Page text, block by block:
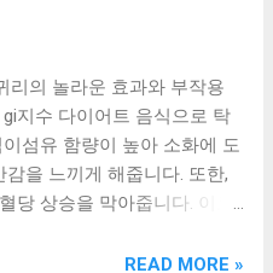
으로 고지혈증 예방과 관리
말 고지혈증 약 부작용 대신
요! 고지혈증 약은 혈중 콜레
춰주는 역할을 하지만 부작
에 해를 끼칠 수 있습니다.
위해 꼭 복용해야 하는 영
복용 후 함께 복용하면 좋
증 증상 치료에 효과적인 영
고지혈증 증상 개선을 위해
영양제 고지혈증은 혈액 속
졸중 등의 위험 요인으로 작
리의 놀라운 효과와 부작용
지수 다이어트 음식으로 탁
섬유 함량이 높아 소화에 도
감을 느끼게 해줍니다. 또한,
당 상승을 막아줍니다. 이로
귀리 오트밀 효능 귀리는 우
READ MORE »